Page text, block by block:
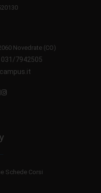
Novedrate (CO)
031/7942505
Schede Corsi